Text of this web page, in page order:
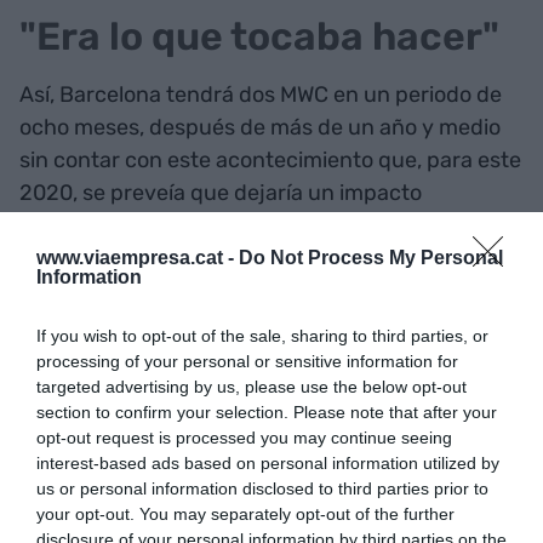
www.viaempresa.cat - Do Not Process My Personal
Information
If you wish to opt-out of the sale, sharing to third parties, or
processing of your personal or sensitive information for
targeted advertising by us, please use the below opt-out
section to confirm your selection. Please note that after your
opt-out request is processed you may continue seeing
interest-based ads based on personal information utilized by
us or personal information disclosed to third parties prior to
your opt-out. You may separately opt-out of the further
"Era lo que tocaba hacer"
Así, Barcelona tendrá dos MWC en un periodo de
ocho meses, después de más de un año y medio
sin contar con este acontecimiento que, para este
2020, se preveía que dejaría un impacto
defendido la decisión que se tomó de anular la
edición de 2020, que en su momento fue muy
polémica: "Era lo que tocaba hacer, a pesar de
que afectó a mucha gente de aquí y de todo el
mundo".
Barcelona tendrá dos MWC
en un período de ocho